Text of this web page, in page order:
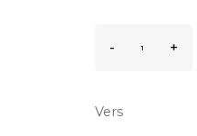
-
aantal
+
Vers